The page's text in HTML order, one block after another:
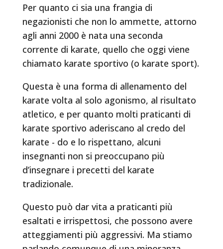
Per quanto ci sia una frangia di
negazionisti che non lo ammette, attorno
agli anni 2000 è nata una seconda
corrente di karate, quello che oggi viene
chiamato karate sportivo (o karate sport).
Questa è una forma di allenamento del
karate volta al solo agonismo, al risultato
atletico, e per quanto molti praticanti di
karate sportivo aderiscano al credo del
karate - do e lo rispettano, alcuni
insegnanti non si preoccupano più
d’insegnare i precetti del karate
tradizionale.
Questo può dar vita a praticanti più
esaltati e irrispettosi, che possono avere
atteggiamenti più aggressivi. Ma stiamo